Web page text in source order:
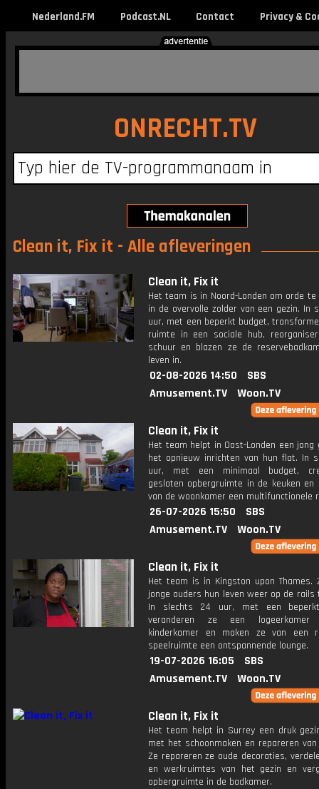
Nederland.FM Podcast.NL Contact Privacy &
ONRECHT.TV
Clean it, Fix it - Alle afleveringen
Clean it, Fix it
Het team is in Noord-Londen om orde te
in de overvolle zolder van een gezin. In
uur, met een beperkt budget,
ruimte in een sociale hub,
schuur en blazen ze de
leven in.
02-08-2026 14:50
SBS
Amusement.TV
Woon.TV
Clean it, Fix it
Het team helpt in Oost-Londen een ​​jong
het opnieuw inrichten van hun flat. In
uur, met een minimaal budget,
gesloten opbergruimte in de keuken en
van de woonkamer een multifunctionele
26-07-2026 15:50
SBS
Amusement.TV
Woon.TV
Clean it, Fix it
Het team is in Kingston upon Thames.
jonge ouders hun leven weer op de rails
In slechts 24 uur, met een
veranderen ze een
kinderkamer en maken ze van een
speelruimte een ontspannende lounge.
19-07-2026 16:05
SBS
Amusement.TV
Woon.TV
Clean it, Fix it
Het team helpt in Surrey een ​​druk
met het schoonmaken en repareren
Ze repareren ze oude decoraties,
en werkruimtes van het gezin en
opbergruimte in de badkamer.